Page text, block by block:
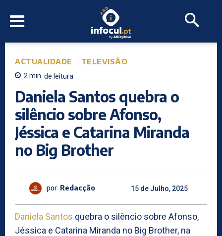
ACTUALIDADE TELEVISÃO
2min. de leitura
Daniela Santos quebra o
silêncio sobre Afonso,
Jéssica e Catarina Miranda
no Big Brother
por Redacção 15 de Julho, 2025
Daniela Santos quebra o silêncio sobre Afonso,
Jéssica e Catarina Miranda no Big Brother, na